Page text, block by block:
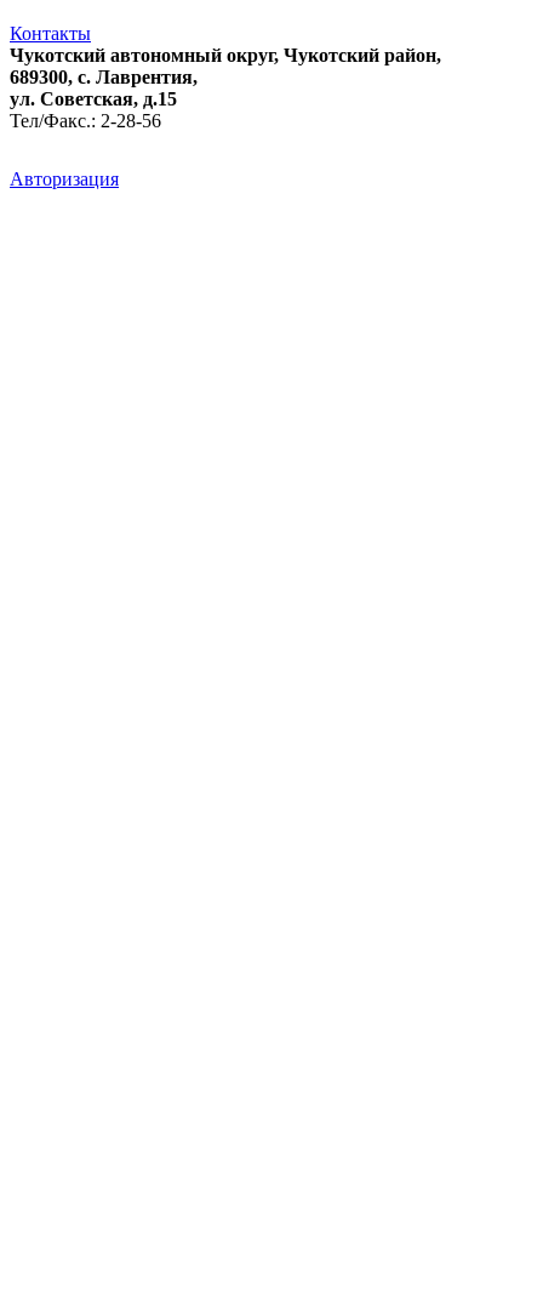
Контакты
Чукотский автономный округ, Чукотский район,
689300, с. Лаврентия,
ул. Советская, д.15
Тел/Факс.: 2-28-56
Авторизация